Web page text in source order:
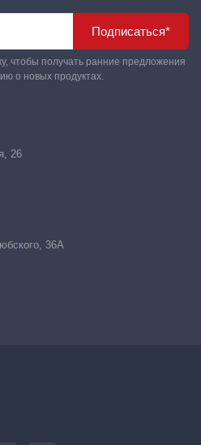
Подписаться*
чтобы получать ранние предложения
о новых продуктах.
26
36А